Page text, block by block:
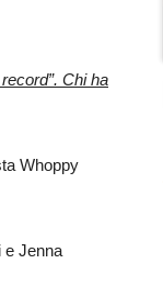
Chi ha
Whoppy
e Jenna